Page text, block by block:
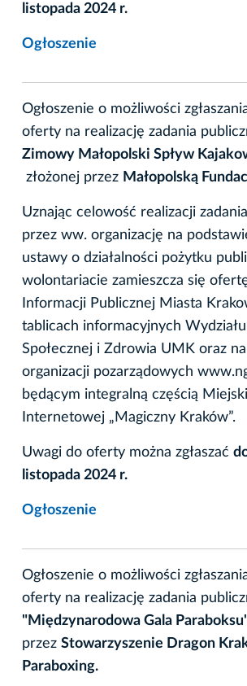
listopada 2024 r.
Ogłoszenie
Ogłoszenie o możliwości
oferty na realizację zadania
Zimowy Małopolski Spływ
złożonej przez Małopolską
Uznając celowość realizacji
przez ww. organizację na
ustawy o działalności pożytku
wolontariacie zamieszcza się
Informacji Publicznej Miasta
tablicach informacyjnych
Społecznej i Zdrowia UMK oraz
organizacji pozarządowych
będącym integralną częścią
Internetowej „Magiczny Kraków”.
Uwagi do oferty można zgłaszać
listopada 2024 r.
Ogłoszenie
Ogłoszenie o możliwości
oferty na realizację zadania
"Międzynarodowa Gala
przez Stowarzyszenie Dragon
Paraboxing.